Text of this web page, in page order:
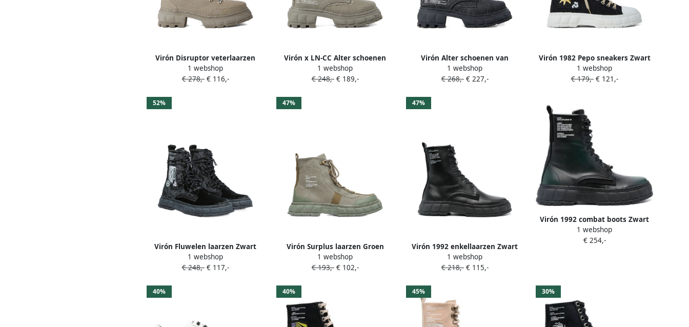
Virón Disruptor veterlaarzen
Beige
1 webshop
€ 278,-€ 116,-
Virón x LN-CC Alter schoenen
Grijs
1 webshop
€ 248,-€ 189,-
Virón Alter schoenen van
gerecycled denim Zwart
1 webshop
€ 268,-€ 227,-
Virón 1982 Pepo sneakers Zwart
1 webshop
€ 179,-€ 121,-
52%
Virón Fluwelen laarzen Zwart
1 webshop
€ 248,-€ 117,-
47%
Virón Surplus laarzen Groen
1 webshop
€ 193,-€ 102,-
47%
Virón 1992 enkellaarzen Zwart
1 webshop
€ 218,-€ 115,-
Virón 1992 combat boots Zwart
1 webshop
€ 254,-
40% 40% 45% 30%